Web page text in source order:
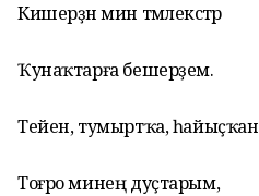
Кишерҙән мин тәмлекәстәр
Ҡунаҡтарға бешерҙем.
Тейен, тумыртҡа, һайыҫҡан
Тоғро минең дуҫтарым,